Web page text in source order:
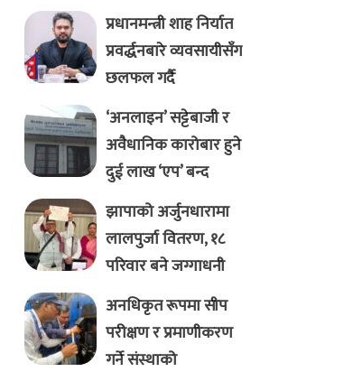
प्रधानमन्त्री शाह निर्यात
प्रवर्द्धनबारे व्यवसायीसँग
छलफल गर्दै
‘अनलाइन’ सट्टेबाजी र
अवैधानिक कारोबार हुने
दुई लाख ‘एप’ बन्द
झापाको अर्जुनधारामा
लालपुर्जा वितरण, १८
परिवार बने जग्गाधनी
अनधिकृत रूपमा सीप
परीक्षण र प्रमाणीकरण
गर्ने संस्थाको